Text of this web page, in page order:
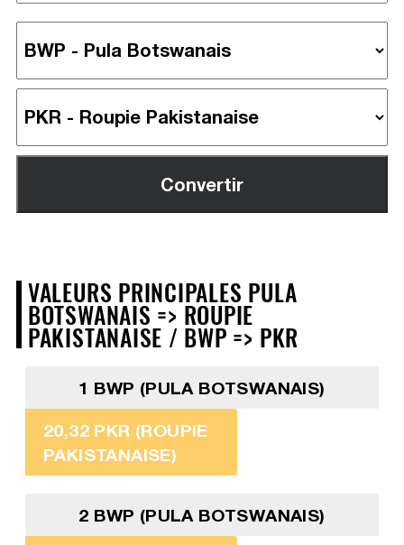
VALEURS PRINCIPALES PULA
BOTSWANAIS => ROUPIE
PAKISTANAISE / BWP => PKR
1 BWP (PULA BOTSWANAIS)
20,32 PKR (ROUPIE
PAKISTANAISE)
2 BWP (PULA BOTSWANAIS)